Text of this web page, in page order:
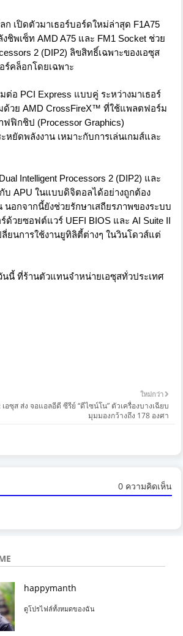
ปิดตัวมาเธอร์บอร์ดใหม่ล่าสุด F1A75
พเซ็ท AMD A75 และ FM1 Socket ช่วย
2 (DIP2) ลิขสิทธิ์เฉพาะของเอซุส
ร์คล็อกโดยเฉพาะ
PCI Express แบบคู่ ระหว่างมาเธอร์
วย AMD CrossFireX™ ที่ใช้แพลตฟอร์ม
ฟฟิกชิป (Processor Graphics)
หยัดพลังงาน เหมาะกับการเล่นเกมส์และ
Intelligent Processors 2 (DIP2) และ
บ APU ในแบบดิจิตอลได้อย่างถูกต้อง
อกจากนี้ยังช่วยรักษาเสถียรภาพของระบบ
วยซอฟต์แวร์ UEFI BIOS และ AI Suite II
ยนการใช้งานยูทิลิตี้ต่างๆ ในวินโดวส์แต่
ที่ร้านตัวแทนจำหน่ายเอซุสทั่วประเทศ
ใหม่กว่า
เอซุส ส่ง จอแอลอีดี ซีรีย์ “ดีไซน์โน” ตัวเครื่องบางเฉียบ
มุมมองกว้างถึง 178 องศา
0 ความคิดเห็น
happymanth
ดูโปรไฟล์ทั้งหมดของฉัน